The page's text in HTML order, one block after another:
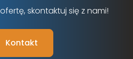
skontaktuj się z nami!
Kontakt